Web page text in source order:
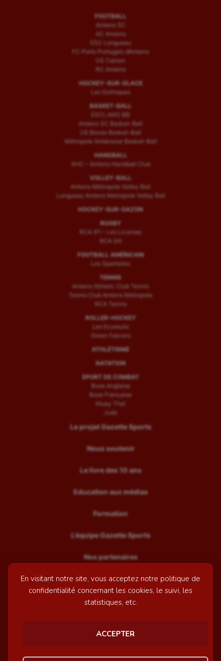
En visitant notre site, vous acceptez notre politique de
confidentialité concernant les cookies, le suivi, les
statistiques, etc.
ACCEPTER
FOOTBALL
Amiens SC
AC Amiens
ESC Longueau
FC Porto Portugais d’Amiens
US Camon
RC Amiens
HOCKEY-SUR-GLACE
Les Gothiques
BASKET-BALL
ESCLAMS BB
Amiens SC Basket-Ball
US Boves Basket-Ball
Métropole Amiénoise Basket-Ball
HANDBALL
AHC – Amiens Handball Club
VOLLEY-BALL
Amiens Métropole Volley Ball
Longueau Amiens Metropole Volley Ball
HOCKEY-SUR-GAZON
RUGBY
RCA (F) – Les Licornes
RCA (H)
FOOTBALL AMÉRICAIN
Les Spartiates
TENNIS
Amiens Athletic Club Tennis
Tennis Club Amiens Métropole
RCA Tennis
ROLLER-HOCKEY
Les Ecureuils
Green Falcons
ATHLÉTISME
NATATION
SPORT DE COMBAT
Boxe Anglaise
Boxe Française
Muay Thaï
Judo
Le projet Gazette Sports
Nous soutenir
Le livre des 10 ans
Education aux médias
Formation
L’équipe Gazette Sports
Nos partenaires
Recrutement
Mentions légales